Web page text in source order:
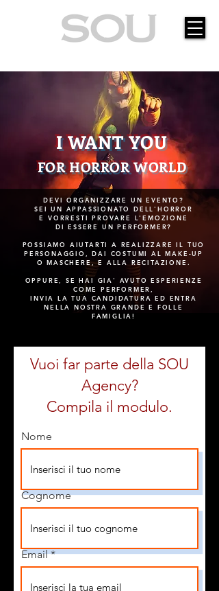
I WANT YOU
FOR HORROR WORLD
DEVI ORGANIZZARE UN EVENTO?
SEI UN APPASSIONATO DELL'HORROR
E VORRESTI PROVARE L'EMOZIONE
DI ESSERE UN PERFORMER?
POSSIAMO AIUTARTI A REALIZZARE IL TUO
PERSONAGGIO, DAI COSTUMI AL MAKE-UP
O MASCHERE, E ALLA RECITAZIONE.
OPPURE, SE HAI GIA' AVUTO ESPERIENZE
COME PERFORMER,
INVIA LA TUA CANDIDATURA ED ENTRA
NELLA NOSTRA GRANDE E FOLLE
FAMIGLIA!
Vuoi far parte della SOU
Agency?
Compila il modulo.
Nome
Cognome
Email